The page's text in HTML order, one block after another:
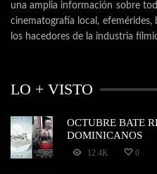
una amplia información sobre
cinematografía local, efemérides,
los hacedores de la industria
LO + VISTO
OCTUBRE BATE
DOMINICANOS
12.4K 0